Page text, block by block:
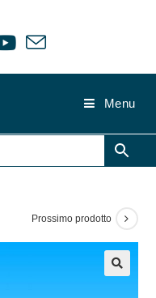
Menu
Prossimo prodotto